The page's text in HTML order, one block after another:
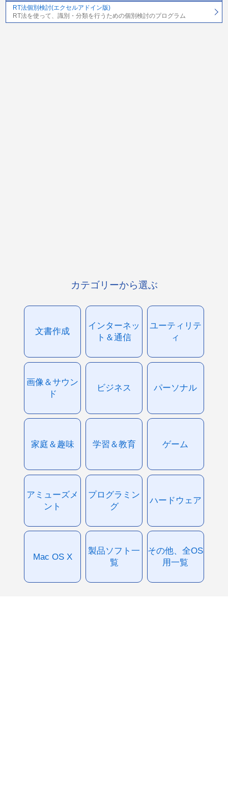
RT法個別検討(エクセルアドイン版)
RT法を使って、識別・分類を行うための個別検討のプログラム
カテゴリーから選ぶ
文書作成
インターネッ
ト＆通信
ユーティリテ
ィ
画像＆サウン
ド
ビジネス パーソナル
家庭＆趣味 学習＆教育 ゲーム
アミューズメ
ント
プログラミン
グ
ハードウェア
Mac OS X
製品ソフト一
覧
その他、全OS
用一覧